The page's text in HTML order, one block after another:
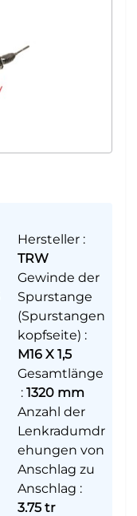
Hersteller :
TRW
Gewinde der
Spurstange
(Spurstangen
kopfseite) :
M16 X 1,5
Gesamtlänge
: 1320 mm
Anzahl der
Lenkradumdr
ehungen von
Anschlag zu
Anschlag :
3.75 tr